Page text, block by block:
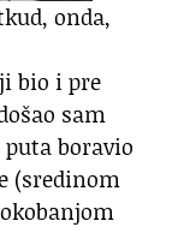
onda,
bio i pre
sam
puta boravio
(sredinom